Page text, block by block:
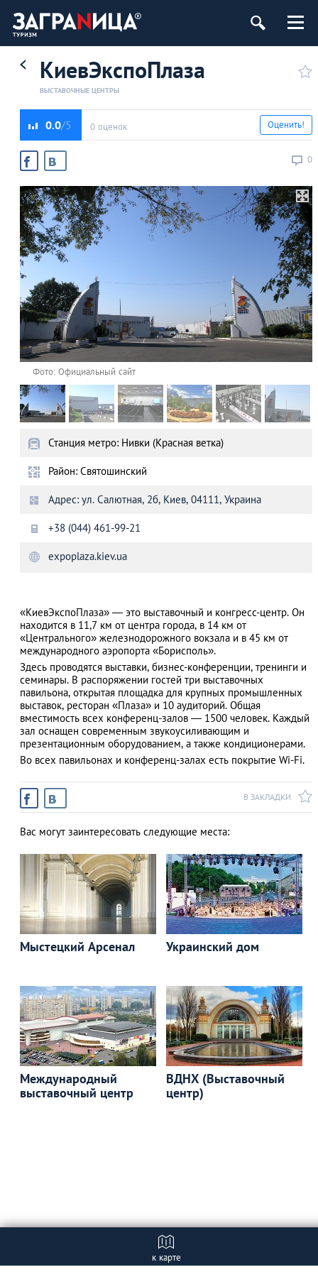
АЗАД
КиевЭкспоПлаза
ВЫСТАВОЧНЫЕ ЦЕНТРЫ
0.0 0 оценок
0
Оценить!
Фото: Официальный сайт
Станция метро: Нивки (Красная ветка)
Район: Святошинский
Адрес: ул. Салютная, 2б, Киев, 04111, Украина
+38 (044) 461-99-21
expoplaza.kiev.ua
«КиевЭкспоПлаза» — это выставочный и конгресс-центр. Он
находится в 11,7 км от центра города, в 14 км от
«Центрального» железнодорожного вокзала и в 45 км от
международного аэропорта «Борисполь».
Здесь проводятся выставки, бизнес-конференции, тренинги и
семинары. В распоряжении гостей три выставочных
павильона, открытая площадка для крупных промышленных
выставок, ресторан «Плаза» и 10 аудиторий. Общая
вместимость всех конференц-залов — 1500 человек. Каждый
зал оснащен современным звукоусиливающим и
презентационным оборудованием, а также кондиционерами.
Во всех павильонах и конференц-залах есть покрытие Wi-Fi.
В ЗАКЛАДКИ
Вас могут заинтересовать следующие места:
Мыстецкий Арсенал Украинский дом
Международный
выставочный центр
ВДНХ (Выставочный
центр)
к карте